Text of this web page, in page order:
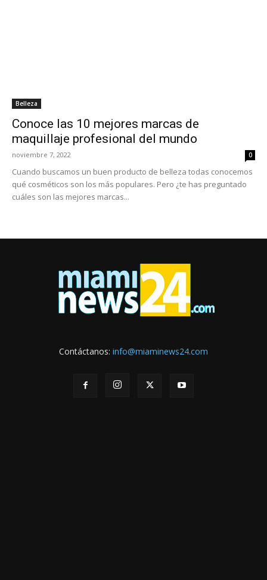
Belleza
Conoce las 10 mejores marcas de
maquillaje profesional del mundo
noviembre 7, 2022 0
Cuando buscamos un buen producto de belleza todas conocemos
qué cosméticos son los más populares. Pero ¿te has preguntado
cuáles son las mejores marcas...
Contáctanos: info@miaminews24.com